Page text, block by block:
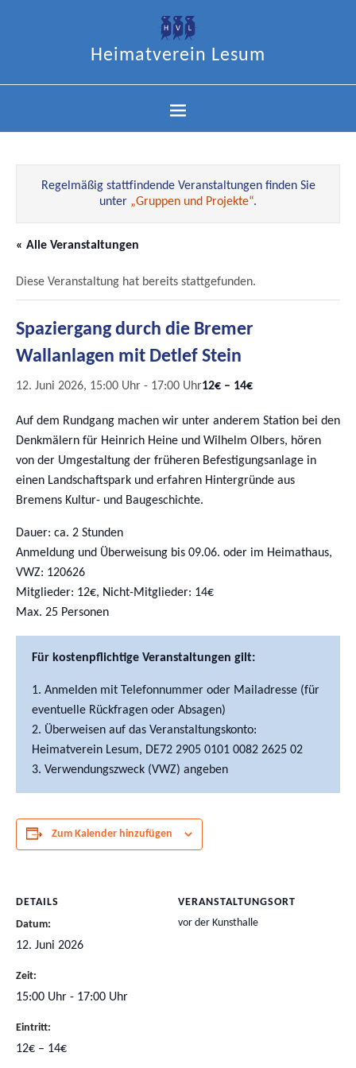
Heimatverein Lesum
Regelmäßig stattfindende Veranstaltungen finden Sie
unter „Gruppen und Projekte“.
« Alle Veranstaltungen
Diese Veranstaltung hat bereits stattgefunden.
Spaziergang durch die Bremer
Wallanlagen mit Detlef Stein
12. Juni 2026, 15:00 Uhr - 17:00 Uhr12€ – 14€
Auf dem Rundgang machen wir unter anderem Station bei den
Denkmälern für Heinrich Heine und Wilhelm Olbers, hören
von der Umgestaltung der früheren Befestigungsanlage in
einen Landschaftspark und erfahren Hintergründe aus
Bremens Kultur- und Baugeschichte.
Dauer: ca. 2 Stunden
Anmeldung und Überweisung bis 09.06. oder im Heimathaus,
VWZ: 120626
Mitglieder: 12€, Nicht-Mitglieder: 14€
Max. 25 Personen
Für kostenpflichtige Veranstaltungen gilt:
Anmelden mit Telefonnummer oder Mailadresse (für
eventuelle Rückfragen oder Absagen)
Überweisen auf das Veranstaltungskonto:
Heimatverein Lesum, DE72 2905 0101 0082 2625 02
Verwendungszweck (VWZ) angeben
Zum Kalender hinzufügen
DETAILS
Datum:
12. Juni 2026
Zeit:
15:00 Uhr - 17:00 Uhr
Eintritt:
12€ – 14€
VERANSTALTUNGSORT
vor der Kunsthalle